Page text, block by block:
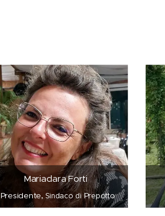
Mariaclara Forti
Presidente, Sindaco di Prepotto